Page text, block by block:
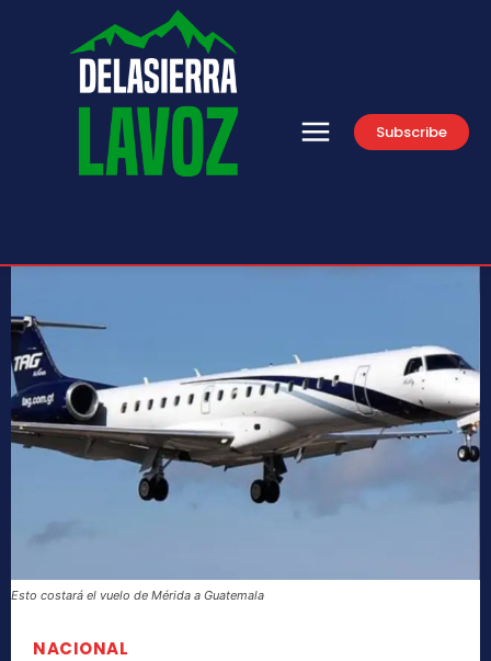
Subscribe
Esto costará el vuelo de Mérida a Guatemala
NACIONAL